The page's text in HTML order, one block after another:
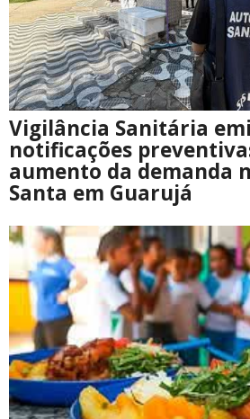
Vigilância Sanitária
notificações
aumento da demanda
Santa em Guarujá